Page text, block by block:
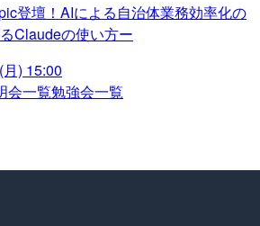
登壇！AIによる自治体業務効率化の
Claudeの使い方ー
) 15:00
会一覧勉強会一覧